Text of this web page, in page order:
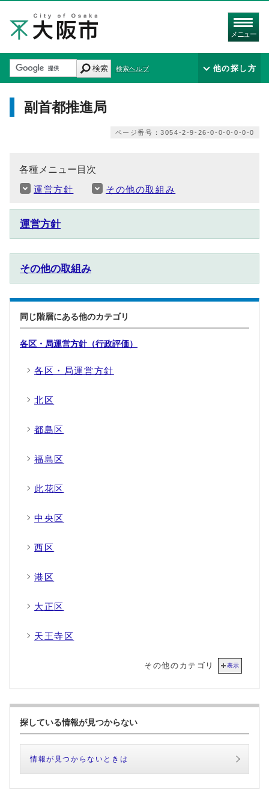
メニュー
検索 検索ヘルプ 他の探し方
副首都推進局
ページ番号：3054-2-9-26-0-0-0-0-0-0
各種メニュー目次
運営方針 その他の取組み
運営方針
その他の取組み
同じ階層にある他のカテゴリ
各区・局運営方針（行政評価）
各区・局運営方針
北区
都島区
福島区
此花区
中央区
西区
港区
大正区
天王寺区
その他のカテゴリ 表示
探している情報が見つからない
情報が見つからないときは